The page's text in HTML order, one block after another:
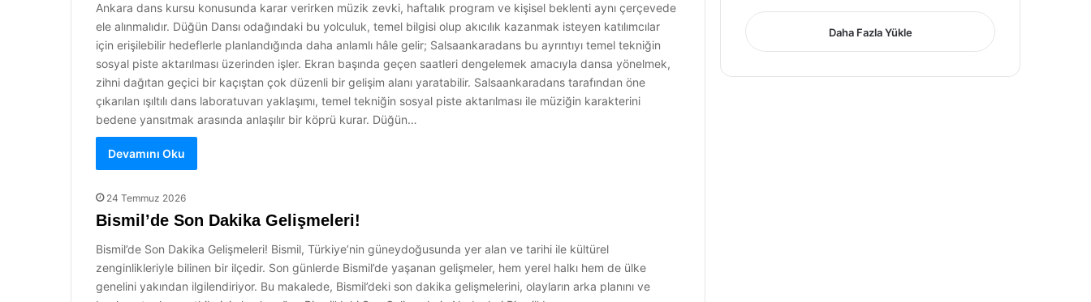
Ankara dans kursu konusunda karar verirken müzik zevki, haftalık program ve kişisel beklenti aynı çerçevede
ele alınmalıdır. Düğün Dansı odağındaki bu yolculuk, temel bilgisi olup akıcılık kazanmak isteyen katılımcılar
için erişilebilir hedeflerle planlandığında daha anlamlı hâle gelir; Salsaankaradans bu ayrıntıyı temel tekniğin
sosyal piste aktarılması üzerinden işler. Ekran başında geçen saatleri dengelemek amacıyla dansa yönelmek,
zihni dağıtan geçici bir kaçıştan çok düzenli bir gelişim alanı yaratabilir. Salsaankaradans tarafından öne
çıkarılan ışıltılı dans laboratuvarı yaklaşımı, temel tekniğin sosyal piste aktarılması ile müziğin karakterini
bedene yansıtmak arasında anlaşılır bir köprü kurar. Düğün…
Devamını Oku
24 Temmuz 2026
Bismil’de Son Dakika Gelişmeleri!
Bismil’de Son Dakika Gelişmeleri! Bismil, Türkiye’nin güneydoğusunda yer alan ve tarihi ile kültürel
zenginlikleriyle bilinen bir ilçedir. Son günlerde Bismil’de yaşanan gelişmeler, hem yerel halkı hem de ülke
genelini yakından ilgilendiriyor. Bu makalede, Bismil’deki son dakika gelişmelerini, olayların arka planını ve
Daha Fazla Yükle